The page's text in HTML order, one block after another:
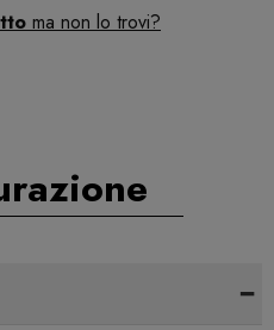
ma non lo trovi?
-